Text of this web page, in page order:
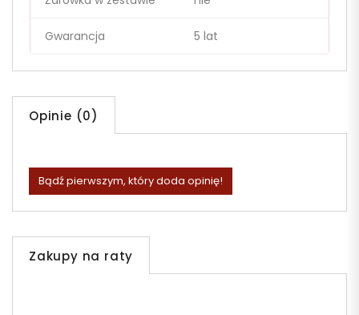
Gwarancja 5 lat
Opinie (0)
Bądź pierwszym, który doda opinię!
Zakupy na raty